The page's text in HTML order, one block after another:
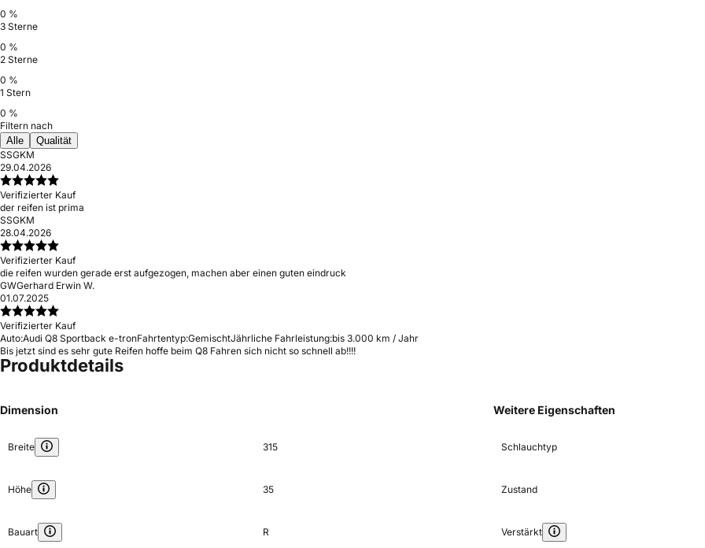
0 %
3 Sterne
0 %
2 Sterne
0 %
1 Stern
0 %
Filtern nach
Alle
Qualität
SSGKM
29.04.2026
Verifizierter Kauf
der reifen ist prima
SSGKM
28.04.2026
Verifizierter Kauf
die reifen wurden gerade erst aufgezogen, machen aber einen guten eindruck
GWGerhard Erwin W.
01.07.2025
Verifizierter Kauf
Auto:Audi Q8 Sportback e-tronFahrtentyp:GemischtJährliche Fahrleistung:bis 3.000 km / Jahr
Bis jetzt sind es sehr gute Reifen hoffe beim Q8 Fahren sich nicht so schnell ab!!!!
Produktdetails
Dimension
Breite 315
Höhe 35
Bauart R
Weitere Eigenschaften
Schlauchtyp
Zustand
Verstärkt